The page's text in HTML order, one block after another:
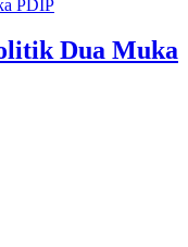
Dua Muka